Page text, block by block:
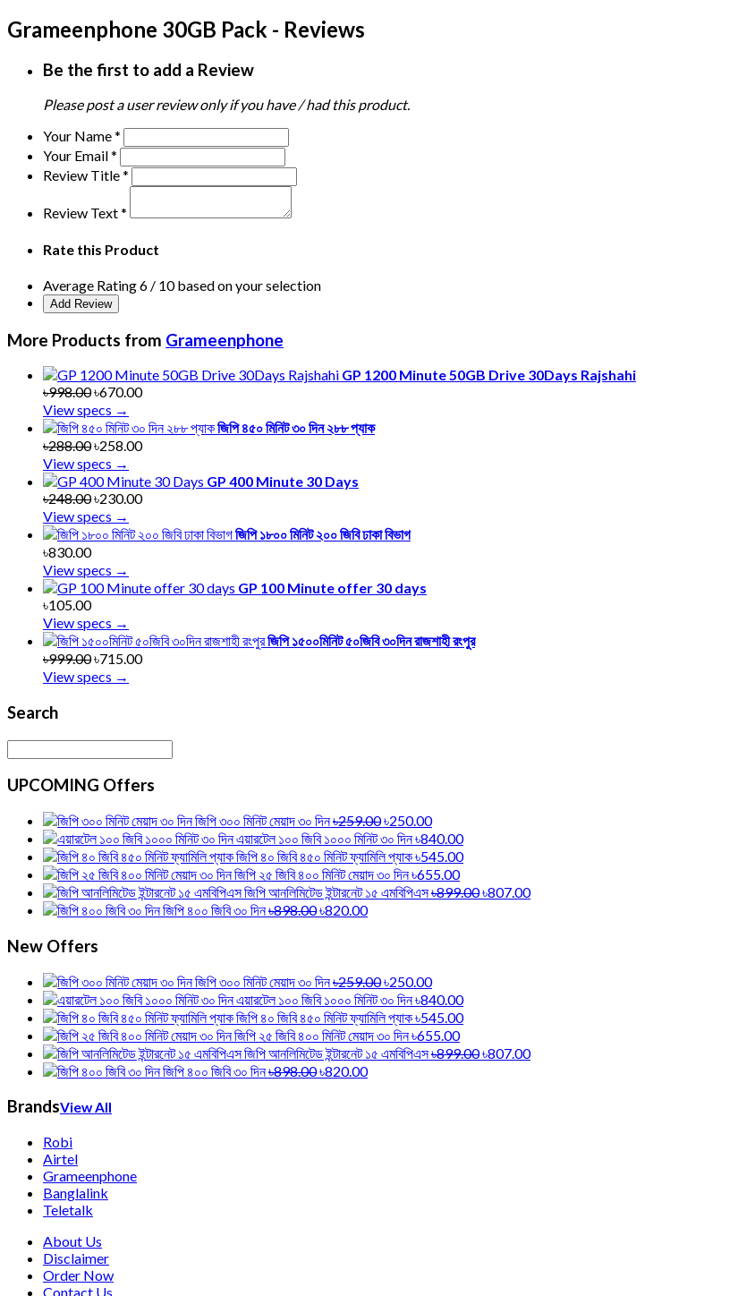
Grameenphone 30GB Pack - Reviews
Be the first to add a Review
Please post a user review only if you have / had this product.
Your Name*
Your Email*
Review Title*
Review Text*
Rate this Product
Average Rating6 / 10 based on your selection
More Products from Grameenphone
GP 1200 Minute 50GB Drive 30Days Rajshahi
৳998.00৳670.00
View specs →
জিপি ৪৫০ মিনিট ৩০ দিন ২৮৮ প্যাক
৳288.00৳258.00
View specs →
GP 400 Minute 30 Days
৳248.00৳230.00
View specs →
জিপি ১৮০০ মিনিট ২০০ জিবি ঢাকা বিভাগ
৳830.00
View specs →
GP 100 Minute offer 30 days
৳105.00
View specs →
জিপি ১৫০০মিনিট ৫০জিবি ৩০দিন রাজশাহী রংপুর
৳999.00৳715.00
View specs →
Search
UPCOMING Offers
জিপি ৩০০ মিনিট মেয়াদ ৩০ দিন৳259.00৳250.00
এয়ারটেল ১০০ জিবি ১০০০ মিনিট ৩০ দিন৳840.00
জিপি ৪০ জিবি ৪৫০ মিনিট ফ্যামিলি প্যাক৳545.00
জিপি ২৫ জিবি ৪০০ মিনিট মেয়াদ ৩০ দিন৳655.00
জিপি আনলিমিটেড ইন্টারনেট ১৫ এমবিপিএস৳899.00৳807.00
জিপি ৪০০ জিবি ৩০ দিন৳898.00৳820.00
New Offers
জিপি ৩০০ মিনিট মেয়াদ ৩০ দিন৳259.00৳250.00
এয়ারটেল ১০০ জিবি ১০০০ মিনিট ৩০ দিন৳840.00
জিপি ৪০ জিবি ৪৫০ মিনিট ফ্যামিলি প্যাক৳545.00
জিপি ২৫ জিবি ৪০০ মিনিট মেয়াদ ৩০ দিন৳655.00
জিপি আনলিমিটেড ইন্টারনেট ১৫ এমবিপিএস৳899.00৳807.00
জিপি ৪০০ জিবি ৩০ দিন৳898.00৳820.00
BrandsView All
Robi
Airtel
Grameenphone
Banglalink
Teletalk
About Us
Disclaimer
Order Now
Contact Us